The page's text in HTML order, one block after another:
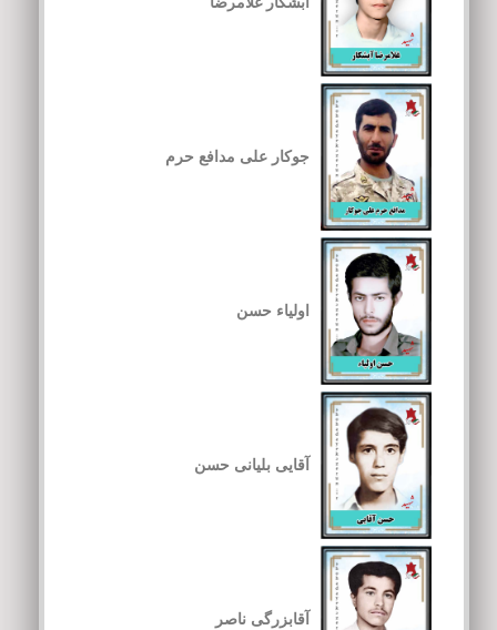
جوکار علی مدافع حرم
اولیاء حسن
آقایی بلیانی حسن
آقابزرگی ناصر